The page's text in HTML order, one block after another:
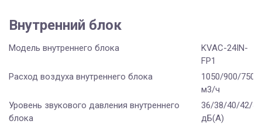
Внутренний блок
Модель внутреннего блока
KVAC-24IN-
FP1
Расход воздуха внутреннего блока
1050/900/750/
м3/ч
Уровень звукового давления внутреннего
блока
36/38/40/42/
дБ(А)